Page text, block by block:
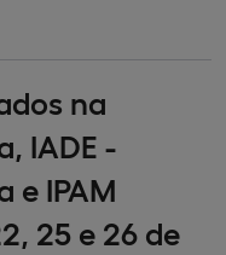
na
IADE -
e IPAM
25 e 26 de